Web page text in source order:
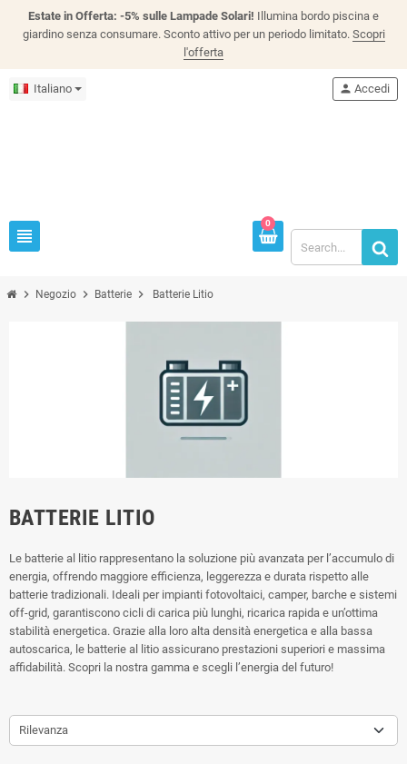
Estate in Offerta: -5% sulle Lampade Solari! Illumina bordo piscina e
giardino senza consumare. Sconto attivo per un periodo limitato. Scopri
l'offerta
Italiano
view_headline
person Accedi
0
chevron_right Negozio chevron_right Batterie chevron_right Batterie Litio
BATTERIE LITIO
Le batterie al litio rappresentano la soluzione più avanzata per l’accumulo di
energia, offrendo maggiore efficienza, leggerezza e durata rispetto alle
batterie tradizionali. Ideali per impianti fotovoltaici, camper, barche e sistemi
off-grid, garantiscono cicli di carica più lunghi, ricarica rapida e un’ottima
stabilità energetica. Grazie alla loro alta densità energetica e alla bassa
autoscarica, le batterie al litio assicurano prestazioni superiori e massima
affidabilità. Scopri la nostra gamma e scegli l’energia del futuro!
Rilevanza